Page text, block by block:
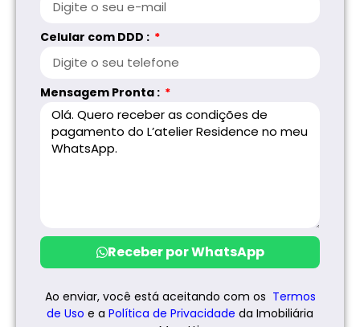
Celular com DDD :
Mensagem Pronta :
Receber por WhatsApp
Ao enviar, você está aceitando com os Termos
de Uso e a Política de Privacidade da Imobiliária